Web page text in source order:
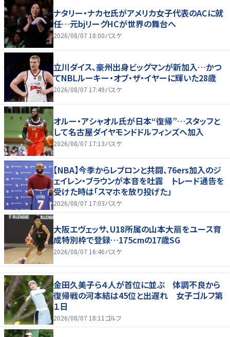
ナタリー・ナカセ氏がアメリカ女子代表のACに就
任…元bjリーグHCが世界の舞台へ
2026/08/07 18:00バスケ
立川ダイス、豪州出身ビッグマンが新加入…かつ
てNBLルーキー・オブ・ザ・イヤーに輝いた28歳
2026/08/07 17:49バスケ
オルー・アシャオル氏が日本“復帰”…スタッフと
して名古屋ダイヤモンドドルフィンズへ加入
2026/08/07 17:13バスケ
【NBA】今季からレブロンと共闘、76ers加入のジ
ェイレン・ブラウンが本音を吐露 トレード通告を
受けた時は「スマホを放り投げた」
2026/08/07 17:03バスケ
大阪エヴェッサ、U18所属の山本大扇をユース育
成特別枠で登録…175cmの17歳SG
2026/08/07 16:46バスケ
金田久美子ら４人が首位に並ぶ 体調不良から
復帰戦の河本結は45位と出遅れ 女子ゴルフ第
１日
2026/08/07 18:11 ゴルフ